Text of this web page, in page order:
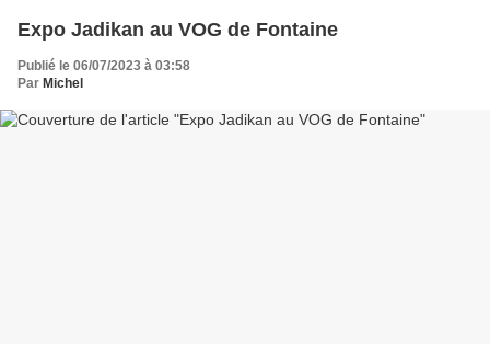
Expo Jadikan au VOG de Fontaine
Publié le 06/07/2023 à 03:58
Par Michel